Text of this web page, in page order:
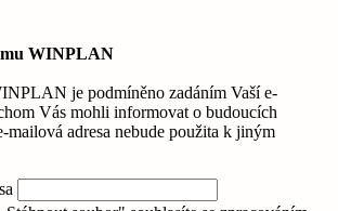
WINPLAN
je podmíněno zadáním Vaší e-
Vás mohli informovat o budoucích
mailová adresa nebude použita k jiným